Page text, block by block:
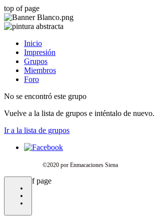
top of page
Inicio
Impresión
Grupos
Miembros
Foro
No se encontró este grupo
Vuelve a la lista de grupos e inténtalo de nuevo.
Ir a la lista de grupos
©2020 por Enmacaciones Siena
bottom of page